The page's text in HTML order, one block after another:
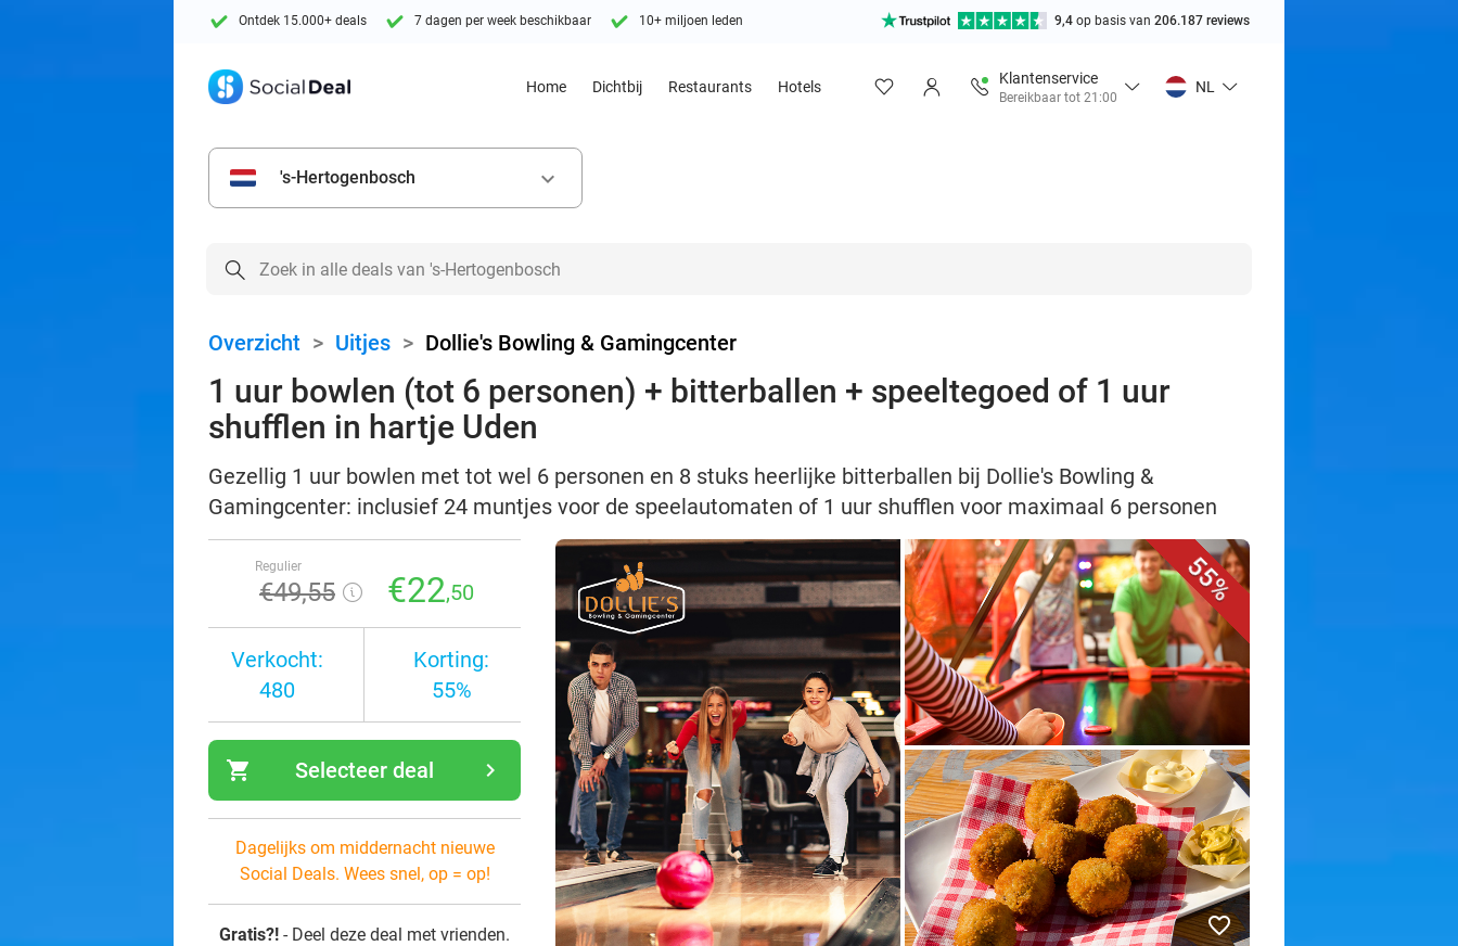
Ontdek 15.000+ deals 7 dagen per week beschikbaar 10+ miljoen leden 9,4 op basis van 206.187 reviews
Home Dichtbij Restaurants Hotels
Klantenservice
Bereikbaar tot 21:00
NL
's-Hertogenbosch keyboard_arrow_down
Overzicht > Uitjes > Dollie's Bowling & Gamingcenter
1 uur bowlen (tot 6 personen) + bitterballen + speeltegoed of 1 uur
shufflen in hartje Uden
Gezellig 1 uur bowlen met tot wel 6 personen en 8 stuks heerlijke bitterballen bij Dollie's Bowling &
Gamingcenter: inclusief 24 muntjes voor de speelautomaten of 1 uur shufflen voor maximaal 6 personen
Regulier
€49,55 €22,50
Verkocht:
480
Korting:
55%
shopping_cart navigate_next
Selecteer deal
Dagelijks om middernacht nieuwe
Social Deals. Wees snel, op = op!
Gratis?! - Deel deze deal met vrienden.
55%
favorite_border